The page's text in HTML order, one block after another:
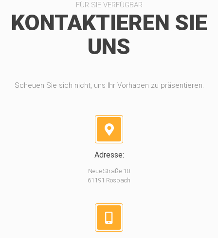
FÜR SIE VERFÜGBAR
KONTAKTIEREN SIE
UNS
Scheuen Sie sich nicht, uns Ihr Vorhaben zu präsentieren.
Adresse:
Neue Straße 10
61191 Rosbach